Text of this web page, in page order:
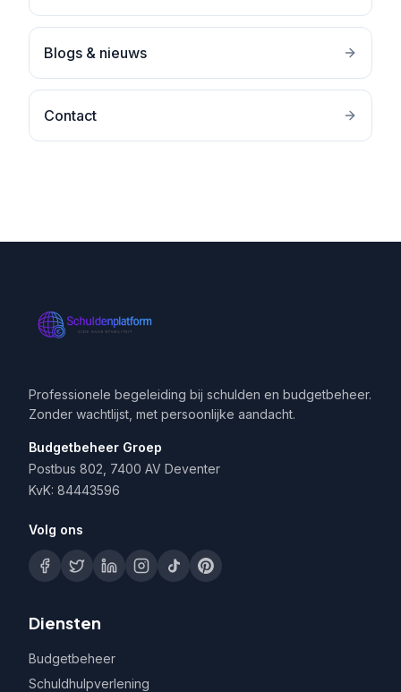
Blogs & nieuws
Contact
Professionele begeleiding bij schulden en budgetbeheer.
Zonder wachtlijst, met persoonlijke aandacht.
Budgetbeheer Groep
Postbus 802, 7400 AV Deventer
KvK: 84443596
Volg ons
Diensten
Budgetbeheer
Schuldhulpverlening